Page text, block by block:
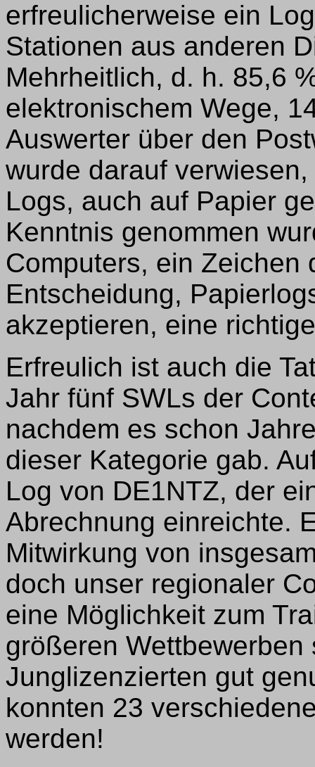
erfreulicherweise ein
Stationen aus anderen
Mehrheitlich, d. h. 85,6
elektronischem Wege,
Auswerter über den
wurde darauf
Logs, auch auf Papier
Kenntnis genommen
Computers, ein Zeichen
Entscheidung,
akzeptieren, eine
Erfreulich ist auch die
Jahr fünf SWLs der
nachdem es schon
dieser Kategorie gab.
Log von DE1NTZ, der
Abrechnung einreichte.
Mitwirkung von
doch unser regionaler
eine Möglichkeit zum
größeren Wettbewerben
Junglizenzierten gut
konnten 23
werden!